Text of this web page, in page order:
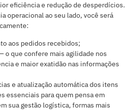
eficiência e redução de desperdícios.
operacional ao seu lado, você será
aos pedidos recebidos;
o que confere mais agilidade nos
e maior exatidão nas informações
e atualização automática dos itens
essenciais para quem pensa em
sua gestão logística, formas mais